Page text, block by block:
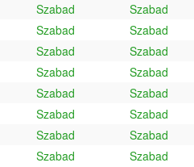
Szabad Szabad
Szabad Szabad
Szabad Szabad
Szabad Szabad
Szabad Szabad
Szabad Szabad
Szabad Szabad
Szabad Szabad